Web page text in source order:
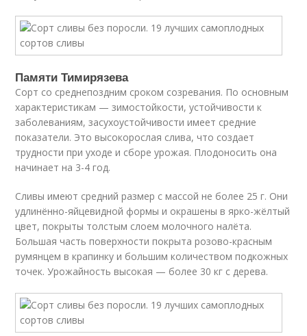
Памяти Тимирязева
Сорт со среднепоздним сроком созревания. По основным
характеристикам — зимостойкости, устойчивости к
заболеваниям, засухоустойчивости имеет средние
показатели. Это высокорослая слива, что создает
трудности при уходе и сборе урожая. Плодоносить она
начинает на 3-4 год.
Сливы имеют средний размер с массой не более 25 г. Они
удлинённо-яйцевидной формы и окрашены в ярко-жёлтый
цвет, покрыты толстым слоем молочного налёта.
Большая часть поверхности покрыта розово-красным
румянцем в крапинку и большим количеством подкожных
точек. Урожайность высокая — более 30 кг с дерева.